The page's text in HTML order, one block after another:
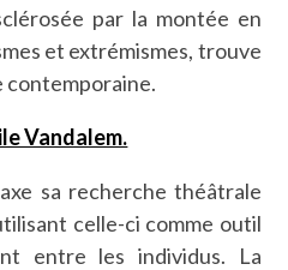
par la montée en
et extrémismes, trouve
contemporaine.
Vandalem.
sa recherche théâtrale
celle-ci comme outil
entre les individus. La